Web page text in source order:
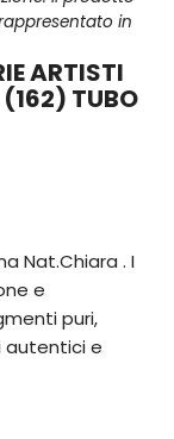
in
ARTISTI
(162) TUBO
Nat.Chiara . I
e
puri,
autentici e